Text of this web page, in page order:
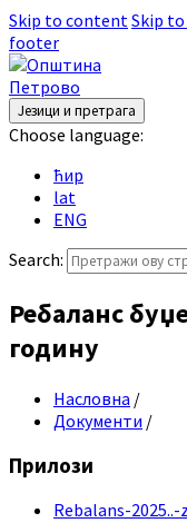
Skip to contentSkip
footer
Језици и претрага
Choose language:
ћир
lat
ENG
Search:
Ребаланс
годину
Насловна /
Документи /
Прилози
Rebalans-